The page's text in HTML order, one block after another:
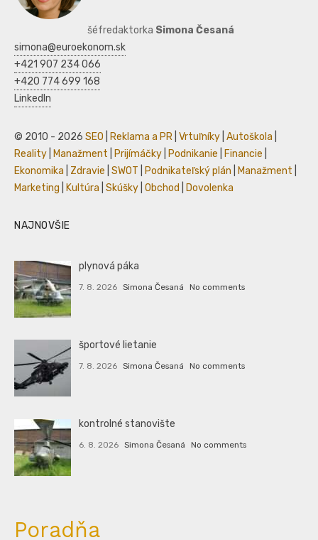
šéfredaktorka Simona Česaná
simona@euroekonom.sk
+421 907 234 066
+420 774 699 168
LinkedIn
© 2010 - 2026 SEO Reklama a PR Vrtuľníky Autoškola
Reality
Manažment Prijímáčky Podnikanie Financie
Ekonomika
Zdravie SWOT Podnikateľský plán Manažment
Marketing
Kultúra Skúšky Obchod Dovolenka
NAJNOVŠIE
plynová páka
7. 8. 2026 Simona Česaná No comments
športové lietanie
7. 8. 2026 Simona Česaná No comments
kontrolné stanovište
6. 8. 2026 Simona Česaná No comments
Poradňa